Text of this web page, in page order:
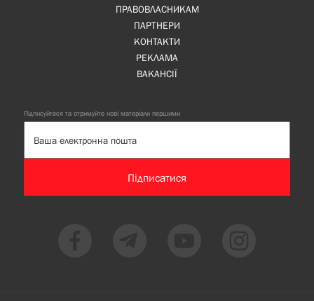
ПРАВОВЛАСНИКАМ
ПАРТНЕРИ
КОНТАКТИ
РЕКЛАМА
ВАКАНСІЇ
Підписуйтеся та отримуйте нові матеріали першими
Підписатися